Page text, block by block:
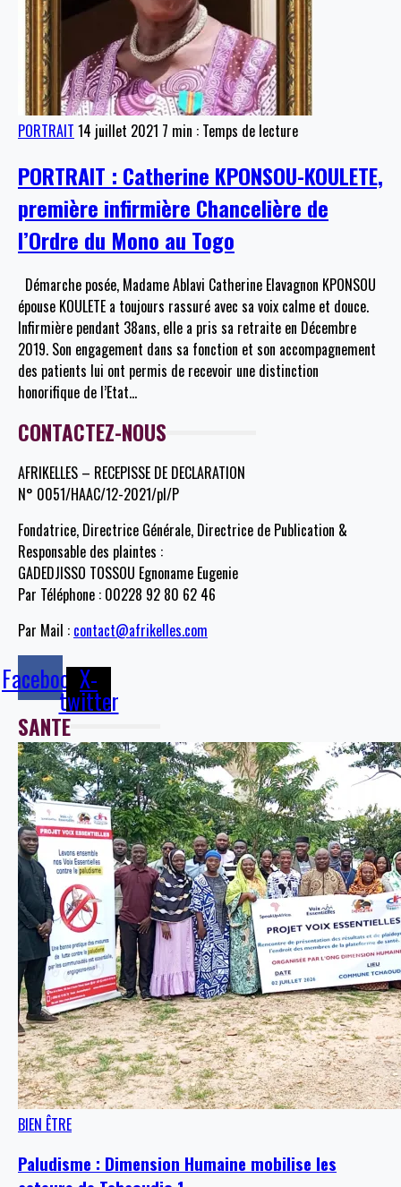
PORTRAIT 14 juillet 2021 7 min : Temps de lecture
PORTRAIT : Catherine KPONSOU-KOULETE,
première infirmière Chancelière de
l’Ordre du Mono au Togo
Démarche posée, Madame Ablavi Catherine Elavagnon KPONSOU
épouse KOULETE a toujours rassuré avec sa voix calme et douce.
Infirmière pendant 38ans, elle a pris sa retraite en Décembre
2019. Son engagement dans sa fonction et son accompagnement
des patients lui ont permis de recevoir une distinction
honorifique de l’Etat…
CONTACTEZ-NOUS
AFRIKELLES – RECEPISSE DE DECLARATION
N° 0051/HAAC/12-2021/pl/P
Fondatrice, Directrice Générale, Directrice de Publication &
Responsable des plaintes :
GADEDJISSO TOSSOU Egnoname Eugenie
Par Téléphone : 00228 92 80 62 46
Par Mail : contact@afrikelles.com
FacebookX-
twitter
SANTE
BIEN ÊTRE
Paludisme : Dimension Humaine mobilise les